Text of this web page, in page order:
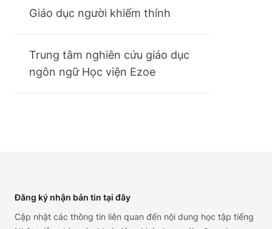
Giáo dục người khiếm thính
Trung tâm nghiên cứu giáo dục
ngôn ngữ Học viện Ezoe
Đăng ký nhận bản tin tại đây
Cập nhật các thông tin liên quan đến nội dung học tập tiếng